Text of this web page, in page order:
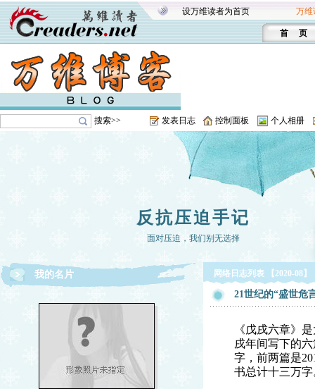
设万维读者为首页 万维
首 页
搜索>> 发表日志 控制面板 个人相册
反抗压迫手记
面对压迫，我们别无选择
我的名片 网络日志列表 【2020-08】
21世纪的“盛世
《戊戌六章》
戌年间写下的
字，前两篇是
书总计十三万字